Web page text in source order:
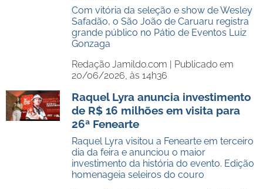
Com vitória da seleção e show de Wesley
Safadão, o São João de Caruaru registra
grande público no Pátio de Eventos Luiz
Gonzaga
Redação Jamildo.com | Publicado em
20/06/2026, às 14h36
Raquel Lyra anuncia investimento
de R$ 16 milhões em visita para
26ª Fenearte
Raquel Lyra visitou a Fenearte em terceiro
dia da feira e anunciou o maior
investimento da história do evento. Edição
homenageia seleiros do couro